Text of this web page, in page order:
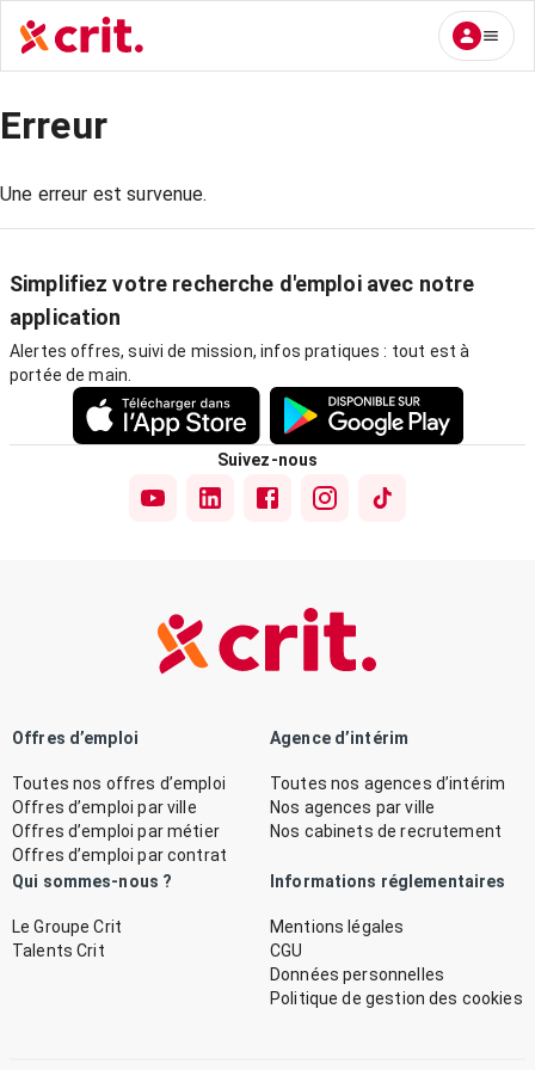
Erreur
Une erreur est survenue.
Simplifiez votre recherche d'emploi avec notre
application
Alertes offres, suivi de mission, infos pratiques : tout est à
portée de main.
Suivez-nous
Offres d’emploi
Toutes nos offres d’emploi
Offres d’emploi par ville
Offres d’emploi par métier
Offres d’emploi par contrat
Agence d’intérim
Toutes nos agences d’intérim
Nos agences par ville
Nos cabinets de recrutement
Qui sommes-nous ?
Le Groupe Crit
Talents Crit
Informations réglementaires
Mentions légales
CGU
Données personnelles
Politique de gestion des cookies